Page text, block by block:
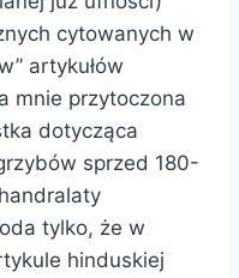
cytowanych w
artykułów
mnie przytoczona
dotycząca
sprzed 180-
tylko, że w
hinduskiej